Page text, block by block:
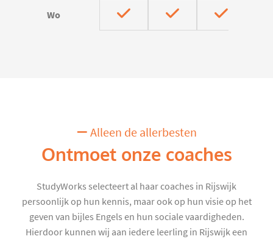
Wo
Alleen de allerbesten
Ontmoet onze coaches
StudyWorks selecteert al haar coaches in Rijswijk
persoonlijk op hun kennis, maar ook op hun visie op het
geven van bijles Engels en hun sociale vaardigheden.
Hierdoor kunnen wij aan iedere leerling in Rijswijk een